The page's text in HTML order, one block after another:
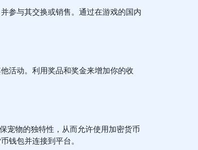
参与其交换或销售。通过在游戏的国内
活动。利用奖品和奖金来增加你的收
宠物的独特性，从而允许使用加密货币
钱包并连接到平台。